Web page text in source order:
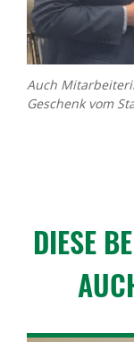
Auch
Geschenk vom
DIESE